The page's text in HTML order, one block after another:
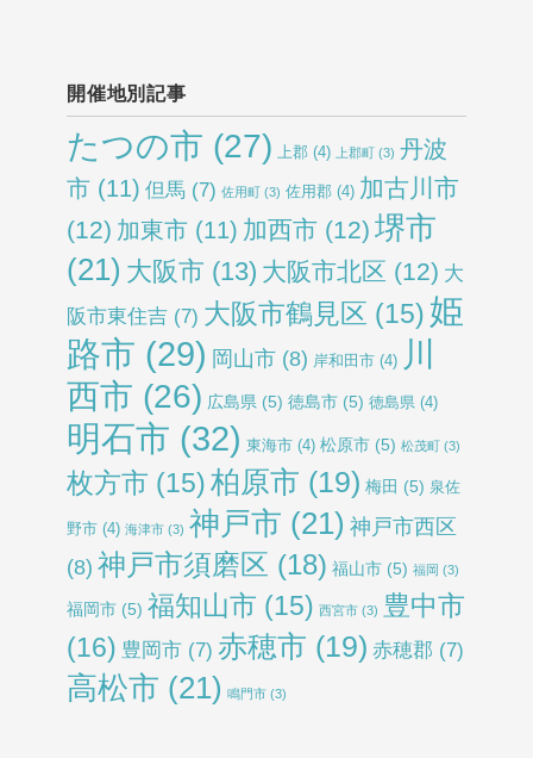
開催地別記事
たつの市 (27) 上郡 (4) 上郡町 (3) 丹波
市 (11) 但馬 (7) 佐用町 (3) 佐用郡 (4) 加古川市
(12) 加東市 (11) 加西市 (12) 堺市
(21) 大阪市 (13) 大阪市北区 (12) 大
阪市東住吉 (7) 大阪市鶴見区 (15) 姫
路市 (29) 岡山市 (8) 岸和田市 (4)
川
西市 (26) 広島県 (5) 徳島市 (5) 徳島県 (4)
明石市 (32) 東海市 (4) 松原市 (5) 松茂町 (3)
枚方市 (15)柏原市 (19) 梅田 (5) 泉佐
野市 (4) 海津市 (3) 神戸市 (21) 神戸市西区
(8) 神戸市須磨区 (18) 福山市 (5) 福岡 (3)
福岡市 (5) 福知山市 (15) 西宮市 (3) 豊中市
(16) 豊岡市 (7) 赤穂市 (19) 赤穂郡 (7)
高松市 (21) 鳴門市 (3)